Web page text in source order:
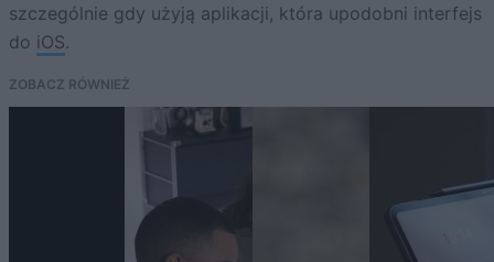
szczególnie gdy użyją aplikacji, która upodobni interfejs
do iOS.
ZOBACZ RÓWNIEŻ